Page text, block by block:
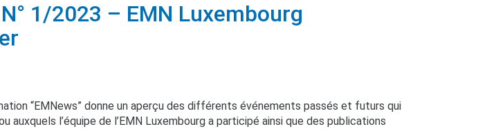
1/2023 – EMN Luxembourg
“EMNews” donne un aperçu des différents événements passés et futurs qui
auxquels l’équipe de l’EMN Luxembourg a participé ainsi que des publications